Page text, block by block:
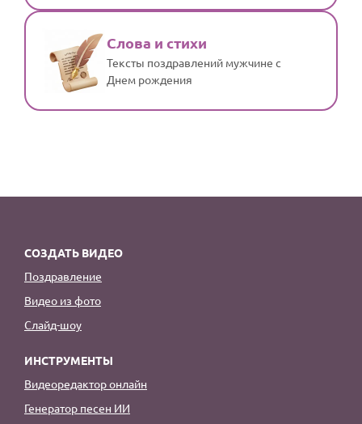
Слова и стихи
Тексты поздравлений мужчине с
Днем рождения
СОЗДАТЬ ВИДЕО
Поздравление
Видео из фото
Слайд-шоу
ИНСТРУМЕНТЫ
Видеоредактор онлайн
Генератор песен ИИ